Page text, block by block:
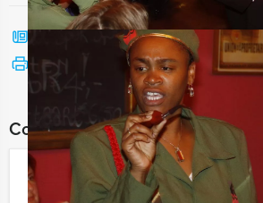
Bekijk printbare versie
Combineer dit uitje met:
Old Deventer